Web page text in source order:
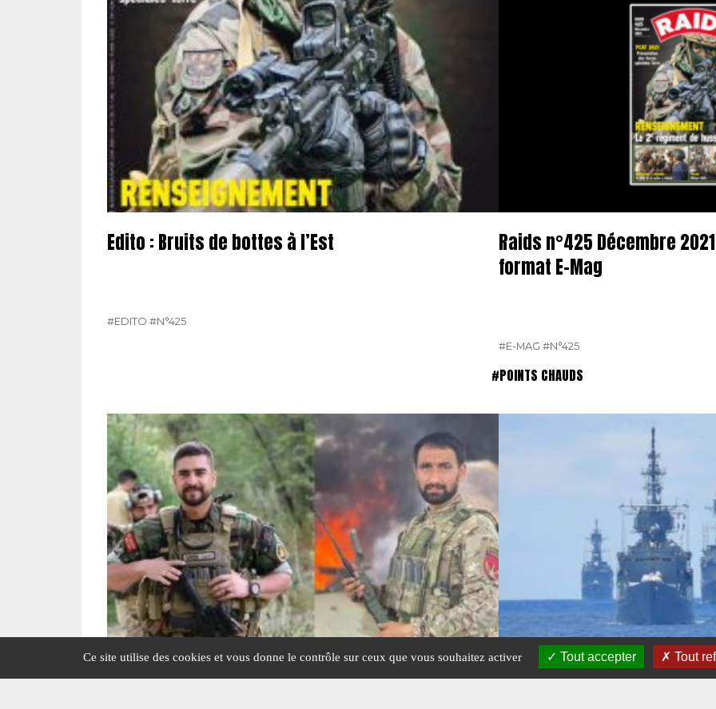
Edito : Bruits de bottes à l’Est
#EDITO #N°425
Raids n°425 Décembre
format E-Mag
#E-MAG #N°425
#POINTS CHAUDS
REBELLES AFGHANS TUÉS PAR LES TALIBANS DÉTROIT DE TAÏWAN. LA
Ce site utilise des cookies et vous donne le contrôle sur ceux que vous souhaitez activer Tout accepter Tout